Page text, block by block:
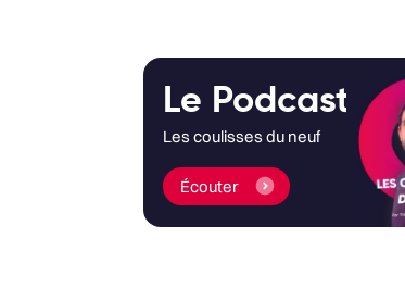
Le Podcast
Les coulisses du neuf
Écouter